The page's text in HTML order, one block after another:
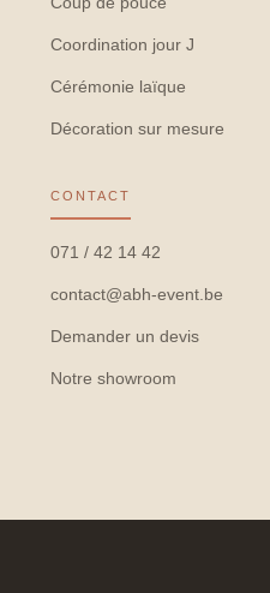
Coordination jour J
Cérémonie laïque
Décoration sur mesure
CONTACT
071 / 42 14 42
contact@abh-event.be
Demander un devis
Notre showroom